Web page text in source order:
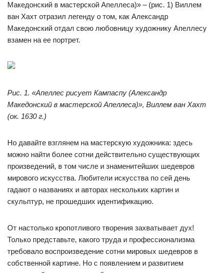
Македонский в мастерской Апеллеса)» – (рис. 1) Виллем
ван Хахт отразил легенду о том, как Александр
Македонский отдал свою любовницу художнику Апеллесу
взамен на ее портрет.
Рис. 1. «Апеллес рисует Кампаспу (Александр
Македонский в мастерской Апеллеса)», Виллем ван Хахт
(ок. 1630 г.)
Но давайте взглянем на мастерскую художника: здесь
можно найти более сотни действительно существующих
произведений, в том числе и знаменитейших шедевров
мирового искусства. Любители искусства по сей день
гадают о названиях и авторах нескольких картин и
скульптур, не прошедших идентификацию.
От настолько кропотливого творения захватывает дух!
Только представьте, какого труда и профессионализма
требовало воспроизведение сотни мировых шедевров в
собственной картине. Но с появлением и развитием